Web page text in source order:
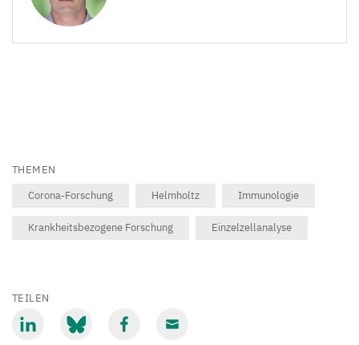
THEMEN
Corona-Forschung
Helmholtz Immunologie
Krankheitsbezogene Forschung Einzelzellanalyse
TEILEN